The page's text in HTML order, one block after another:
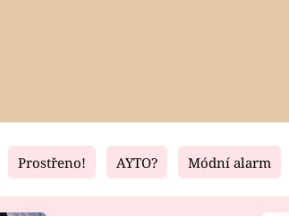
Living
Prostřeno! AYTO? Módní alarm